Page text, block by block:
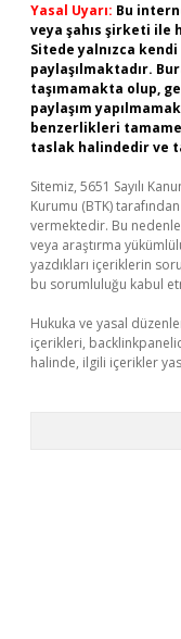
Yasal Uyarı: Bu
veya şahıs şirketi ile
Sitede yalnızca kendi
paylaşılmaktadır.
taşımamakta olup,
paylaşım
benzerlikleri
taslak halindedir ve
Sitemiz, 5651 Sayılı
Kurumu (BTK)
vermektedir. Bu
veya araştırma
yazdıkları içeriklerin
bu sorumluluğu kabul
Hukuka ve yasal
içerikleri,
halinde, ilgili içerikler